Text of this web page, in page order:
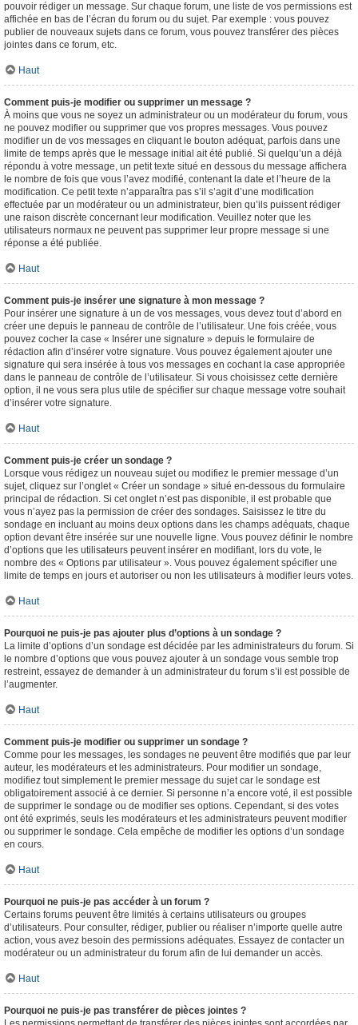
pouvoir rédiger un message. Sur chaque forum, une liste de vos permissions est
affichée en bas de l’écran du forum ou du sujet. Par exemple : vous pouvez
publier de nouveaux sujets dans ce forum, vous pouvez transférer des pièces
jointes dans ce forum, etc.
Haut
Comment puis-je modifier ou supprimer un message ?
À moins que vous ne soyez un administrateur ou un modérateur du forum, vous
ne pouvez modifier ou supprimer que vos propres messages. Vous pouvez
modifier un de vos messages en cliquant le bouton adéquat, parfois dans une
limite de temps après que le message initial ait été publié. Si quelqu’un a déjà
répondu à votre message, un petit texte situé en dessous du message affichera
le nombre de fois que vous l’avez modifié, contenant la date et l’heure de la
modification. Ce petit texte n’apparaîtra pas s’il s’agit d’une modification
effectuée par un modérateur ou un administrateur, bien qu’ils puissent rédiger
une raison discrète concernant leur modification. Veuillez noter que les
utilisateurs normaux ne peuvent pas supprimer leur propre message si une
réponse a été publiée.
Haut
Comment puis-je insérer une signature à mon message ?
Pour insérer une signature à un de vos messages, vous devez tout d’abord en
créer une depuis le panneau de contrôle de l’utilisateur. Une fois créée, vous
pouvez cocher la case « Insérer une signature » depuis le formulaire de
rédaction afin d’insérer votre signature. Vous pouvez également ajouter une
signature qui sera insérée à tous vos messages en cochant la case appropriée
dans le panneau de contrôle de l’utilisateur. Si vous choisissez cette dernière
option, il ne vous sera plus utile de spécifier sur chaque message votre souhait
d’insérer votre signature.
Haut
Comment puis-je créer un sondage ?
Lorsque vous rédigez un nouveau sujet ou modifiez le premier message d’un
sujet, cliquez sur l’onglet « Créer un sondage » situé en-dessous du formulaire
principal de rédaction. Si cet onglet n’est pas disponible, il est probable que
vous n’ayez pas la permission de créer des sondages. Saisissez le titre du
sondage en incluant au moins deux options dans les champs adéquats, chaque
option devant être insérée sur une nouvelle ligne. Vous pouvez définir le nombre
d’options que les utilisateurs peuvent insérer en modifiant, lors du vote, le
nombre des « Options par utilisateur ». Vous pouvez également spécifier une
limite de temps en jours et autoriser ou non les utilisateurs à modifier leurs votes.
Haut
Pourquoi ne puis-je pas ajouter plus d’options à un sondage ?
La limite d’options d’un sondage est décidée par les administrateurs du forum. Si
le nombre d’options que vous pouvez ajouter à un sondage vous semble trop
restreint, essayez de demander à un administrateur du forum s’il est possible de
l’augmenter.
Haut
Comment puis-je modifier ou supprimer un sondage ?
Comme pour les messages, les sondages ne peuvent être modifiés que par leur
auteur, les modérateurs et les administrateurs. Pour modifier un sondage,
modifiez tout simplement le premier message du sujet car le sondage est
obligatoirement associé à ce dernier. Si personne n’a encore voté, il est possible
de supprimer le sondage ou de modifier ses options. Cependant, si des votes
ont été exprimés, seuls les modérateurs et les administrateurs peuvent modifier
ou supprimer le sondage. Cela empêche de modifier les options d’un sondage
en cours.
Haut
Pourquoi ne puis-je pas accéder à un forum ?
Certains forums peuvent être limités à certains utilisateurs ou groupes
d’utilisateurs. Pour consulter, rédiger, publier ou réaliser n’importe quelle autre
action, vous avez besoin des permissions adéquates. Essayez de contacter un
modérateur ou un administrateur du forum afin de lui demander un accès.
Haut
Pourquoi ne puis-je pas transférer de pièces jointes ?